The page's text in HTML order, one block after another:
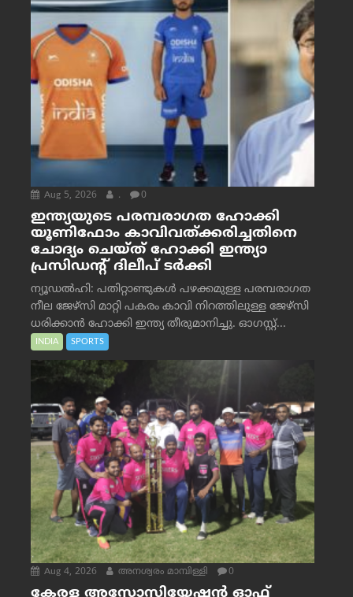
Aug 5, 2026 . 0
ഇന്ത്യയുടെ പരമ്പരാഗത ഹോക്കി
യൂണിഫോം കാവിവത്ക്കരിച്ചതിനെ
ചോദ്യം ചെയ്ത് ഹോക്കി ഇന്ത്യാ
പ്രസിഡന്റ് ദിലീപ് ടര്‍ക്കി
ന്യൂഡൽഹി: പതിറ്റാണ്ടുകൾ പഴക്കമുള്ള പരമ്പരാഗത
നീല ജേഴ്‌സി മാറ്റി പകരം കാവി നിറത്തിലുള്ള ജേഴ്‌സി
ധരിക്കാൻ ഹോക്കി ഇന്ത്യ തീരുമാനിച്ചു. ഓഗസ്റ്റ്...
INDIA SPORTS
Aug 4, 2026 അനശ്വരം മാമ്പിള്ളി 0
കേരള അസോസിയേഷൻ ഓഫ്